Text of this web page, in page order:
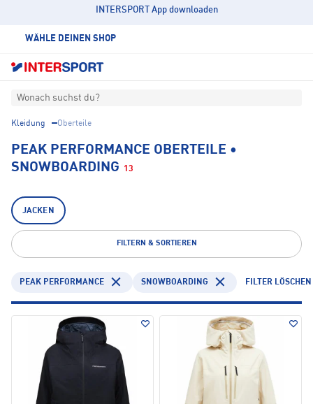
INTERSPORT App downloaden
WÄHLE DEINEN SHOP
Wonach suchst du?
Kleidung Oberteile
PEAK PERFORMANCE OBERTEILE •
SNOWBOARDING
13
JACKEN
FILTERN & SORTIEREN
PEAK PERFORMANCE SNOWBOARDING FILTER LÖSCHEN